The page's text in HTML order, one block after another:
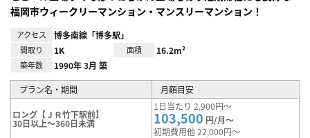
福岡市ウィークリーマンション・マンスリーマンション！
アクセス 博多南線「博多駅」
間取り 1K 面積 16.2m²
築年数 1990年 3月 築
プラン名・期間 月額目安
ロング【ＪＲ竹下駅前】
30日以上～360日未満
1日当たり 2,900円～
103,500 円/月～
初期費用他 22,000円～